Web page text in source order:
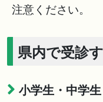
注意ください。
県内で受診
小学生・中学生